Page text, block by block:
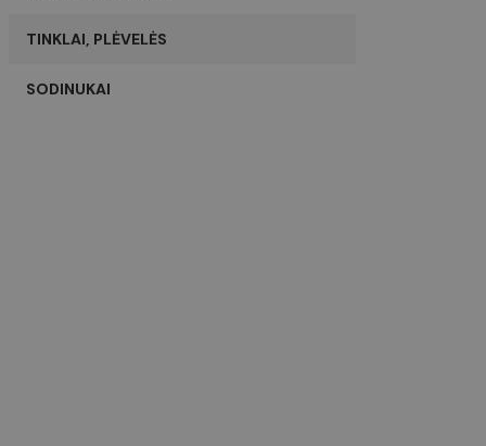
TINKLAI, PLĖVELĖS
SODINUKAI